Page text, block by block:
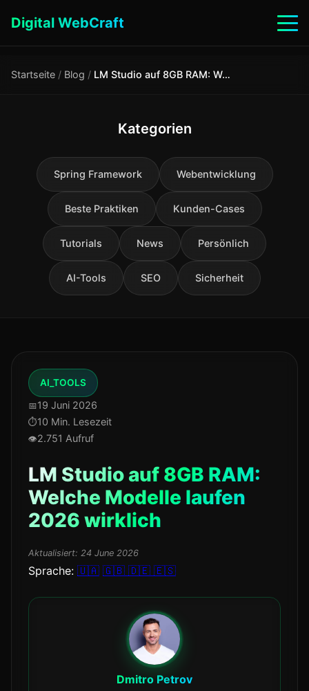
Digital WebCraft
Startseite / Blog / LM Studio auf 8GB RAM: Welche Modelle laufen 2026 wirklich
Kategorien
Spring Framework Webentwicklung
Beste Praktiken Kunden-Cases
Tutorials News Persönlich
AI-Tools SEO Sicherheit
AI_TOOLS
19 Juni 2026
10 Min. Lesezeit
2.751 Aufruf
LM Studio auf 8GB RAM:
Welche Modelle laufen
2026 wirklich
Aktualisiert: 24 June 2026
Sprache: 🇺🇦 🇬🇧 🇩🇪 🇪🇸
Dmitro Petrov